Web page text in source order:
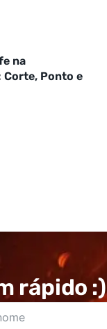
na
Corte, Ponto e
rápido :)